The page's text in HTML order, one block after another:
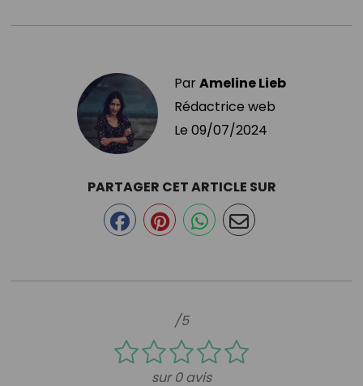
ParAmeline Lieb
Rédactrice web
Le 09/07/2024
/5
sur 0 avis
PARTAGER CET ARTICLE SUR